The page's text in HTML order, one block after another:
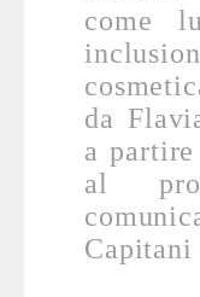
come
da
a
al